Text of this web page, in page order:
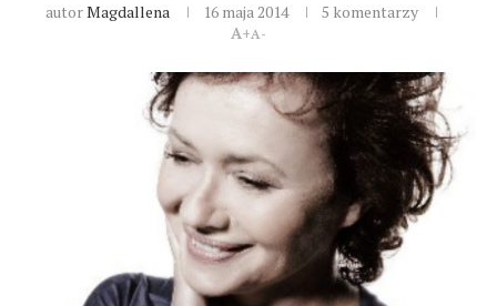
autorMagdallena 16 maja 2014
5 komentarzy
A+A-